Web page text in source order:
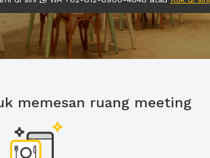
memesan ruang meeting